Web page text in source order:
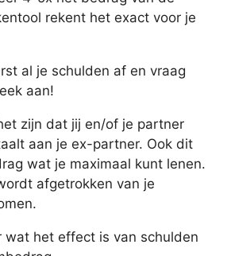
rekent het exact voor je
al je schulden af en vraag
aan!
zijn dat jij en/of je partner
aan je ex-partner. Ook dit
wat je maximaal kunt lenen.
afgetrokken van je
wat het effect is van schulden